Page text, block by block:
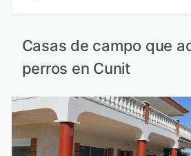
Casas de campo que
perros en Cunit